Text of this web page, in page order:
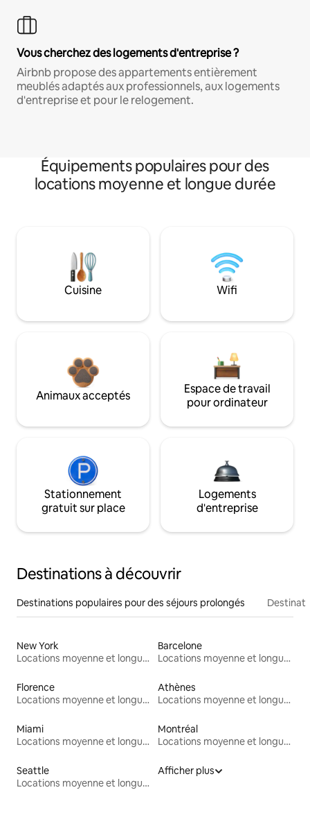
Vous cherchez des logements d'entreprise ?
Airbnb propose des appartements entièrement
meublés adaptés aux professionnels, aux logements
d'entreprise et pour le relogement.
Équipements populaires pour des
locations moyenne et longue durée
Cuisine Wifi
Animaux acceptés
Espace de travail
pour ordinateur
Stationnement
gratuit sur place
Logements
d'entreprise
Destinations à découvrir
Destinations populaires pour des séjours prolongés
New York
Locations moyenne et longue durée
Barcelone
Locations moyenne et longue durée
Florence
Locations moyenne et longue durée
Athènes
Locations moyenne et longue durée
Miami
Locations moyenne et longue durée
Montréal
Locations moyenne et longue durée
Seattle
Locations moyenne et longue durée
Afficher plus